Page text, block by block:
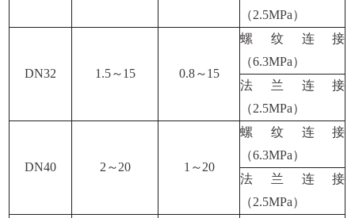
（2.5MPa）
DN32 1.5～15 0.8～15
螺纹连接
（6.3MPa）
法兰连接
（2.5MPa）
DN40 2 ～20 1 ～20
螺纹连接
（6.3MPa）
法兰连接
（2.5MPa）